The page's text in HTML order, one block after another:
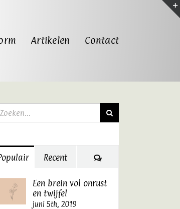
Artikelen Contact
Recent Reacties
Een brein vol onrust
en twijfel
juni 5th, 2019